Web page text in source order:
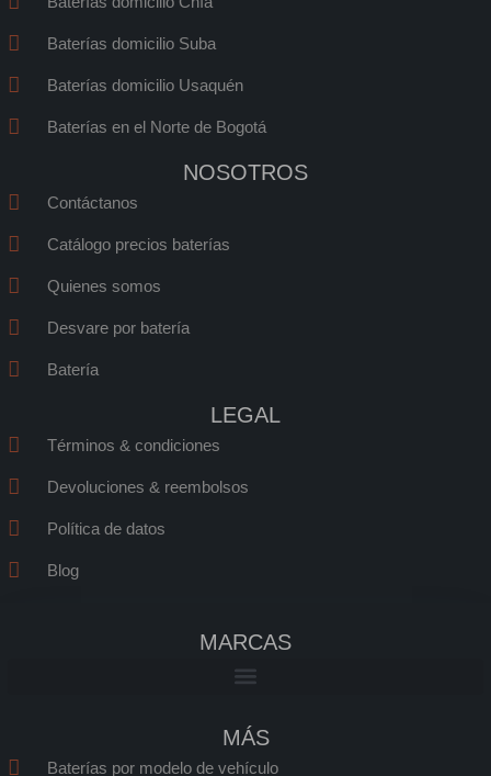
f
a
c
e
o
h
a
t
a
t
g
Baterías domicilio Suba
Baterías domicilio Usaquén
Baterías en el Norte de Bogotá
NOSOTROS
Contáctanos
Catálogo precios baterías
Quienes somos
Desvare por batería
Batería
LEGAL
Términos & condiciones
Devoluciones & reembolsos
Política de datos
Blog
MARCAS
MÁS
Baterías por modelo de vehículo